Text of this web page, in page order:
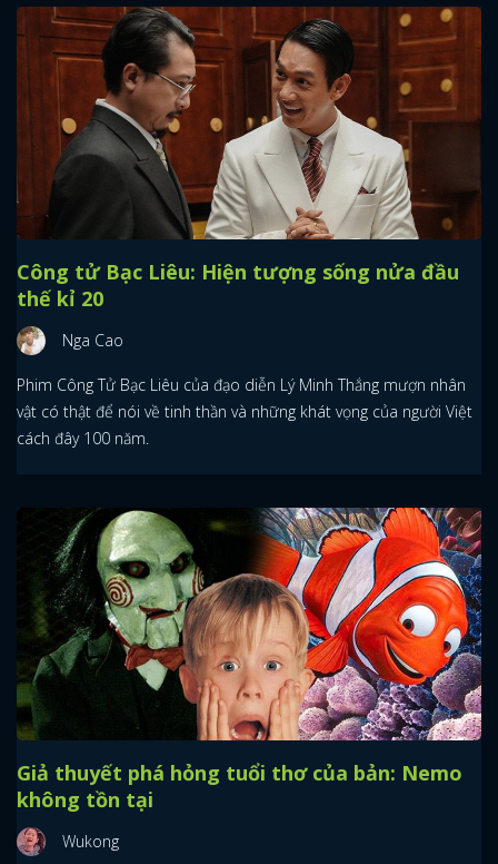
Công tử Bạc Liêu: Hiện tượng sống nửa đầu
thế kỉ 20
Nga Cao
Phim Công Tử Bạc Liêu của đạo diễn Lý Minh Thắng mượn nhân
vật có thật để nói về tinh thần và những khát vọng của người Việt
cách đây 100 năm.
Giả thuyết phá hỏng tuổi thơ của bản: Nemo
không tồn tại
Wukong